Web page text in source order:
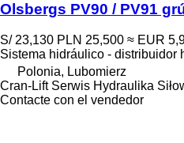
Olsbergs PV90 / PV91
S/ 23,130 PLN 25,500 ≈ EUR
Sistema hidráulico - distribuidor
Polonia, Lubomierz
Cran-Lift Serwis Hydraulika
Contacte con el vendedor